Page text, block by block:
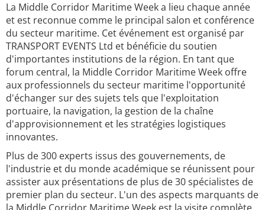
La Middle Corridor Maritime Week a lieu chaque année
et est reconnue comme le principal salon et conférence
du secteur maritime. Cet événement est organisé par
TRANSPORT EVENTS Ltd et bénéficie du soutien
d'importantes institutions de la région. En tant que
forum central, la Middle Corridor Maritime Week offre
aux professionnels du secteur maritime l'opportunité
d'échanger sur des sujets tels que l'exploitation
portuaire, la navigation, la gestion de la chaîne
d'approvisionnement et les stratégies logistiques
innovantes.
Plus de 300 experts issus des gouvernements, de
l'industrie et du monde académique se réunissent pour
assister aux présentations de plus de 30 spécialistes de
premier plan du secteur. L'un des aspects marquants de